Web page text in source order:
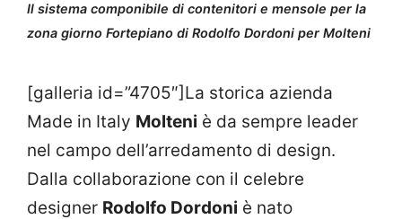
Il sistema componibile di contenitori e mensole per la
zona giorno Fortepiano di Rodolfo Dordoni per Molteni
[galleria id=”4705″]La storica azienda
Made in Italy Molteni è da sempre leader
nel campo dell’arredamento di design.
Dalla collaborazione con il celebre
designer Rodolfo Dordoni è nato